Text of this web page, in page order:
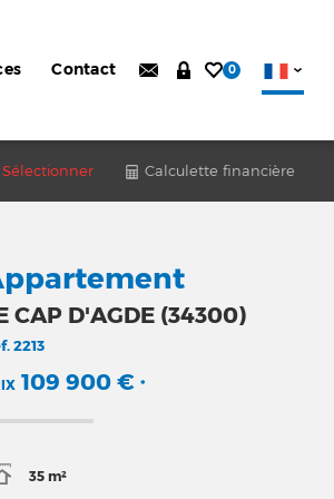
Contact 0
Sélectionner Calculette financière
CAP D'AGDE (34300)
2213
109 900 €*
35 m²